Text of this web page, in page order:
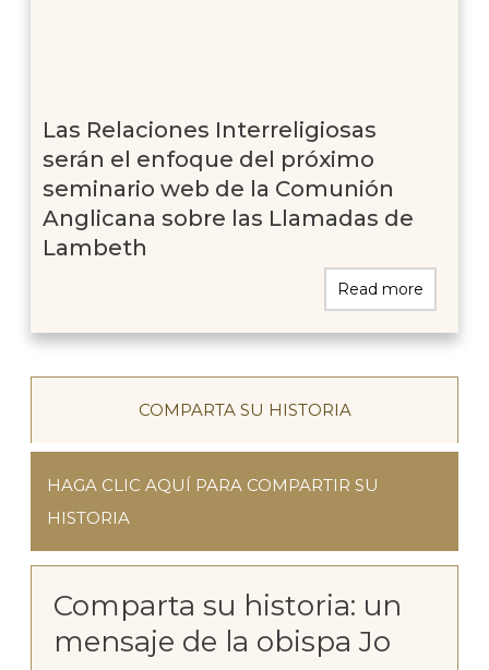
Las Relaciones Interreligiosas
serán el enfoque del próximo
seminario web de la Comunión
Anglicana sobre las Llamadas de
Lambeth
Read more
COMPARTA SU HISTORIA
HAGA CLIC AQUÍ PARA COMPARTIR SU
HISTORIA
Comparta su historia: un
mensaje de la obispa Jo